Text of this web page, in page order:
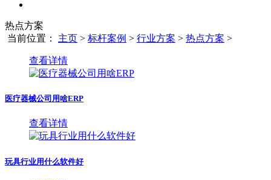
热点方案
当前位置： 主页 > 标杆案例 > 行业方案 > 热点方案 >
查看详情
医疗器械公司用啥ERP
查看详情
玩具行业用什么软件好